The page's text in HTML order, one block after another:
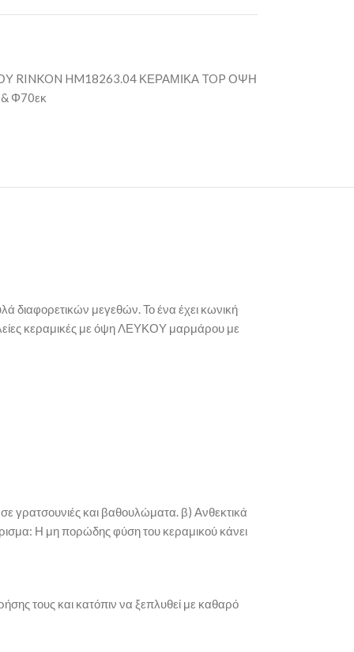
RINKON HM18263.04 ΚΕΡΑΜΙΚΑ TOP ΟΨΗ
Φ70εκ
διαφορετικών μεγεθών. Το ένα έχει κωνική
λείες κεραμικές με όψη ΛΕΥΚΟΥ μαρμάρου με
σε γρατσουνιές και βαθουλώματα. β) Ανθεκτικά
Η μη πορώδης φύση του κεραμικού κάνει
τους και κατόπιν να ξεπλυθεί με καθαρό